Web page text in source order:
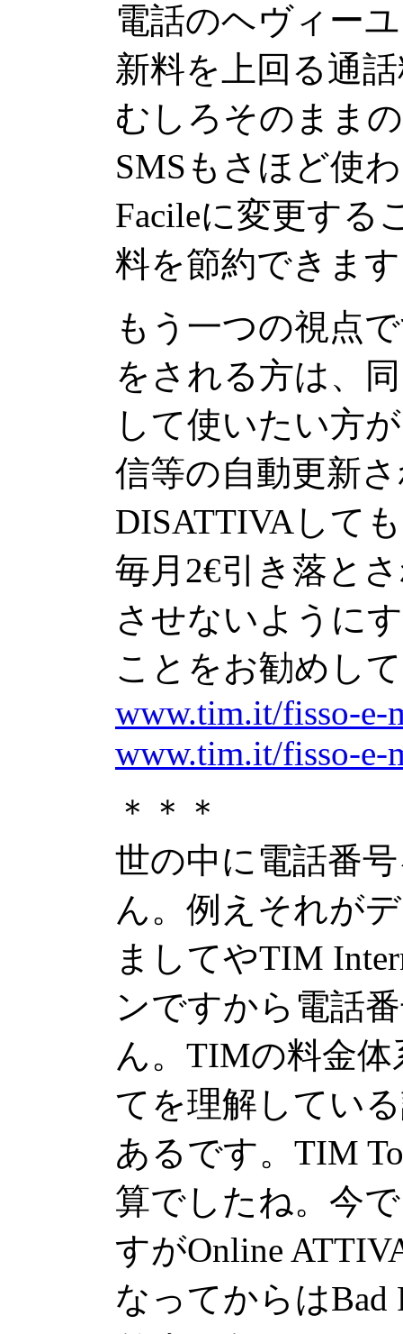
電話のヘヴィー
新料を上回る通
むしろそのまま
SMSもさほど使
Facileに変更する
料を節約できま
もう一つの視点
をされる方は、
して使いたい方
信等の自動更新
DISATTIVAして
毎月2€引き落と
させないように
ことをお勧めし
www.tim.it/fisso-
www.tim.it/fisso-
＊＊＊
世の中に電話番
ん。例えそれが
ましてやTIM
ンですから電話
ん。TIMの料金
てを理解してい
あるです。TIM
算でしたね。今
すがOnline
なってからはBad